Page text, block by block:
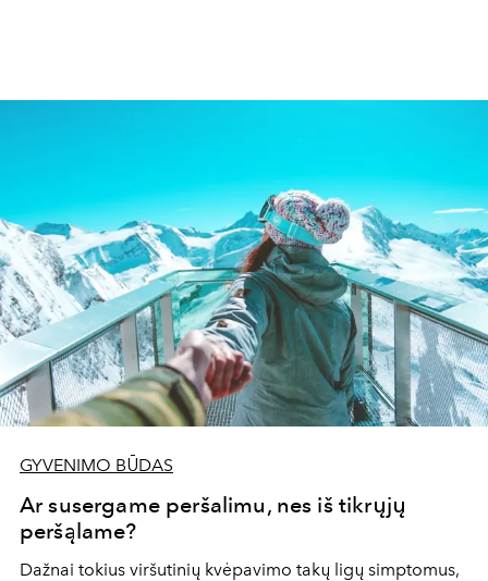
GYVENIMO BŪDAS
Ar susergame peršalimu, nes iš tikrųjų
peršąlame?
Dažnai tokius viršutinių kvėpavimo takų ligų simptomus,